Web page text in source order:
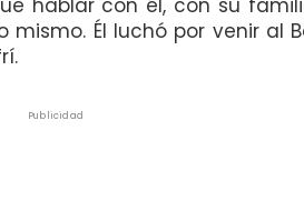
hablar con él, con su
mismo. Él luchó por venir al
Publicidad